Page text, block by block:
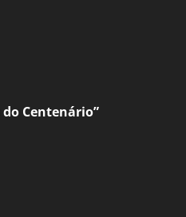
Centenário”